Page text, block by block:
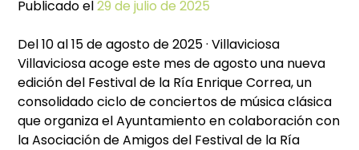
Publicado el29 de julio de 2025
Del 10 al 15 de agosto de 2025 · Villaviciosa
Villaviciosa acoge este mes de agosto una nueva
edición del Festival de la Ría Enrique Correa, un
consolidado ciclo de conciertos de música clásica
que organiza el Ayuntamiento en colaboración con
la Asociación de Amigos del Festival de la Ría